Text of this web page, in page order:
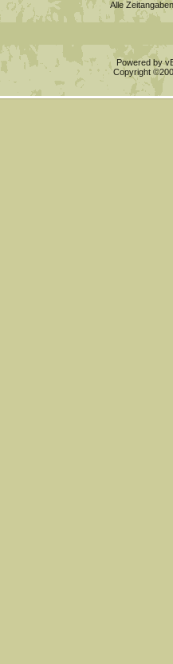
Alle
Powered by
Copyright